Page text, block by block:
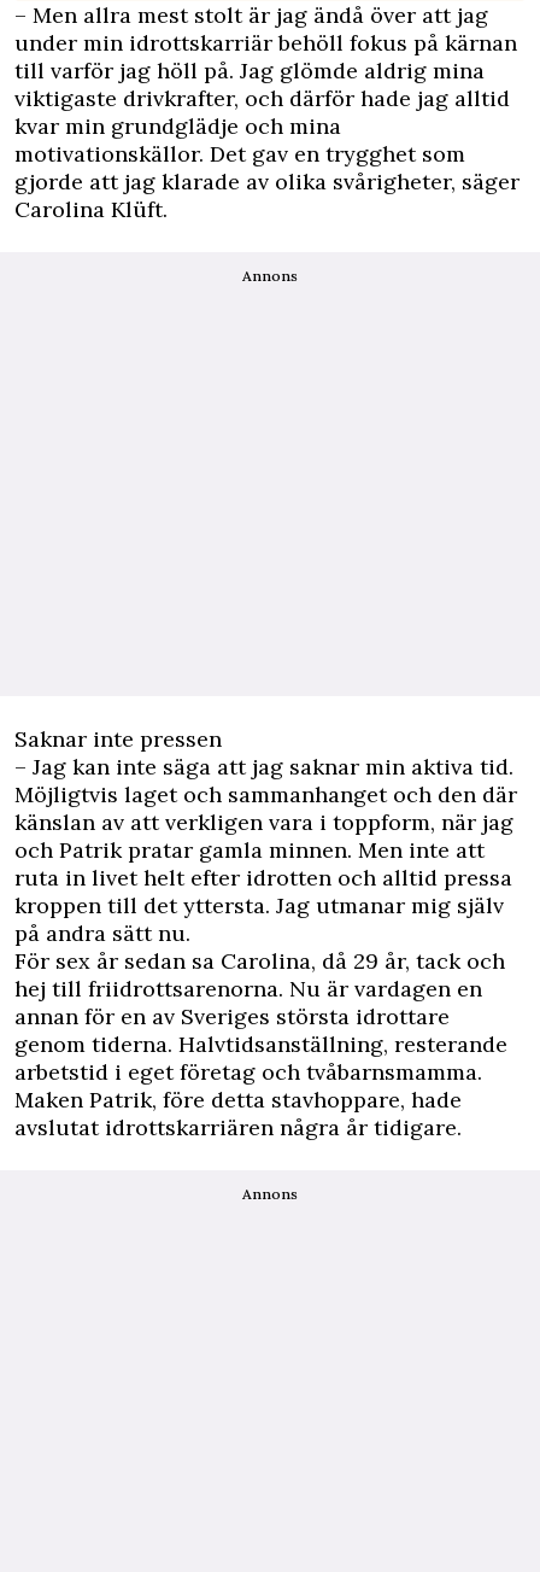
– Men allra mest stolt är jag ändå över att jag
under min idrottskarriär behöll fokus på kärnan
till varför jag höll på. Jag glömde aldrig mina
viktigaste drivkrafter, och därför hade jag alltid
kvar min grundglädje och mina
motivationskällor. Det gav en trygghet som
gjorde att jag klarade av olika svårigheter, säger
Carolina Klüft.
Annons
Saknar inte pressen
– Jag kan inte säga att jag saknar min aktiva tid.
Möjligtvis laget och sammanhanget och den där
känslan av att verkligen vara i toppform, när jag
och Patrik pratar gamla minnen. Men inte att
ruta in livet helt efter idrotten och alltid pressa
kroppen till det yttersta. Jag utmanar mig själv
på andra sätt nu.
För sex år sedan sa Carolina, då 29 år, tack och
hej till friidrottsarenorna. Nu är vardagen en
annan för en av Sveriges största idrottare
genom tiderna. Halvtidsanställning, resterande
arbetstid i eget företag och tvåbarnsmamma.
Maken Patrik, före detta stavhoppare, hade
avslutat idrottskarriären några år tidigare.
Annons